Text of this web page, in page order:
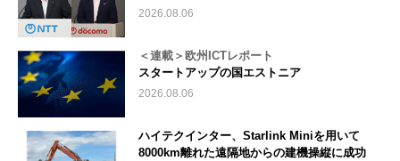
2026.08.06
＜連載＞欧州ICTレポート
スタートアップの国エストニア
2026.08.06
ハイテクインター、Starlink Miniを用いて
8000km離れた遠隔地からの建機操縦に成功